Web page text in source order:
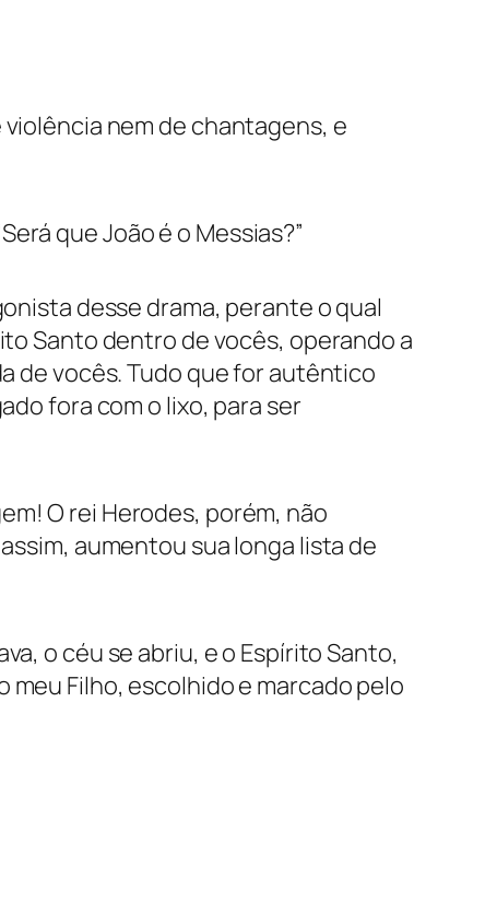
violência nem de chantagens, e
que João é o Messias?”
desse drama, perante o qual
Santo dentro de vocês, operando a
de vocês. Tudo que for autêntico
fora com o lixo, para ser
O rei Herodes, porém, não
aumentou sua longa lista de
o céu se abriu, e o Espírito Santo,
meu Filho, escolhido e marcado pelo